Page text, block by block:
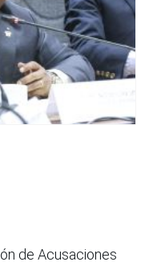
de Acusaciones